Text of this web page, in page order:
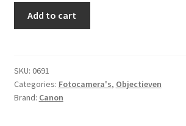
Add to cart
SKU: 0691
Categories: Fotocamera's, Objectieven
Brand: Canon